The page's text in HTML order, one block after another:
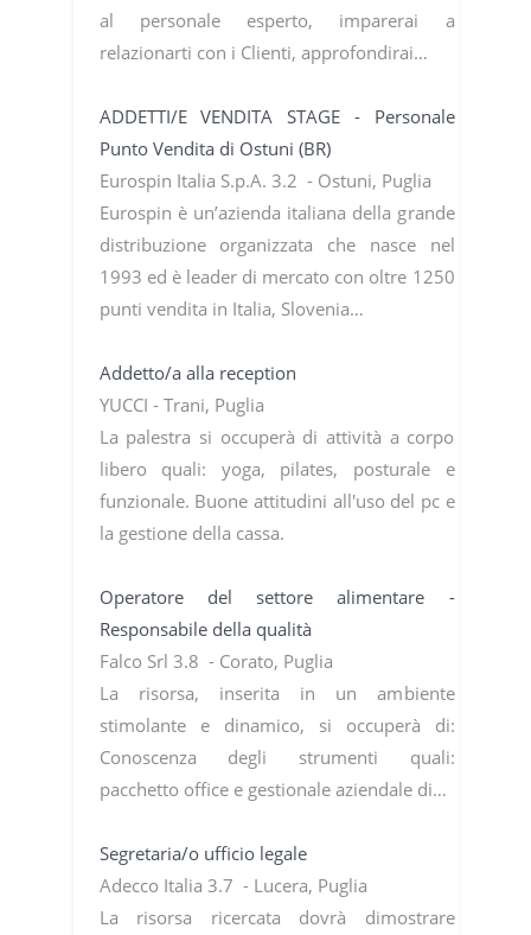
al personale esperto, imparerai a
relazionarti con i Clienti, approfondirai…
ADDETTI/E VENDITA STAGE - Personale
Punto Vendita di Ostuni (BR)
Eurospin Italia S.p.A. 3.2 - Ostuni, Puglia
Eurospin è un’azienda italiana della grande
distribuzione organizzata che nasce nel
1993 ed è leader di mercato con oltre 1250
punti vendita in Italia, Slovenia…
Addetto/a alla reception
YUCCI - Trani, Puglia
La palestra si occuperà di attività a corpo
libero quali: yoga, pilates, posturale e
funzionale. Buone attitudini all'uso del pc e
la gestione della cassa.
Operatore del settore alimentare -
Responsabile della qualità
Falco Srl 3.8 - Corato, Puglia
La risorsa, inserita in un ambiente
stimolante e dinamico, si occuperà di:
Conoscenza degli strumenti quali:
pacchetto office e gestionale aziendale di…
Segretaria/o ufficio legale
Adecco Italia 3.7 - Lucera, Puglia
La risorsa ricercata dovrà dimostrare